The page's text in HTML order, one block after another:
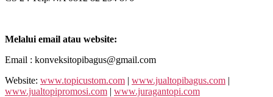
Melalui email atau website:
Email : konveksitopibagus@gmail.com
Website: www.topicustom.com | www.jualtopibagus.com |
www.jualtopipromosi.com | www.juragantopi.com